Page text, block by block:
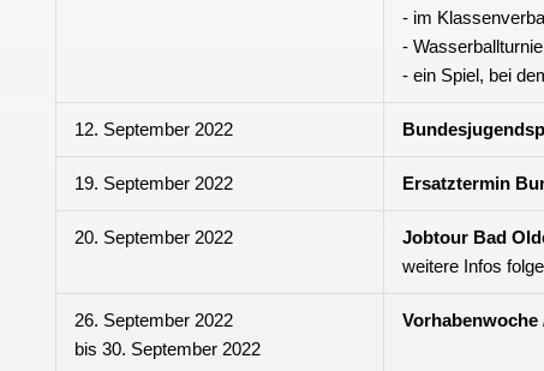
- im
-
- ein Spiel, bei
12. September 2022
19. September 2022 Ersatztermin
20. September 2022
Jobtour Bad
weitere Infos
26. September 2022
bis 30. September 2022
Vorhabenwoche